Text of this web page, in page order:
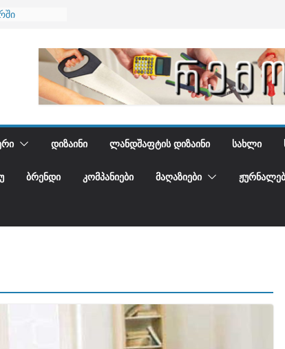
ᲓᲘᲖᲐᲘᲜᲘ ᲚᲐᲜᲓᲨᲐᲤᲢᲘᲡ ᲓᲘᲖᲐᲘᲜᲘ ᲡᲐᲮᲚᲘ
ᲑᲠᲔᲜᲓᲘ ᲙᲝᲛᲞᲐᲜᲘᲔᲑᲘ ᲛᲐᲦᲐᲖᲘᲔᲑᲘ